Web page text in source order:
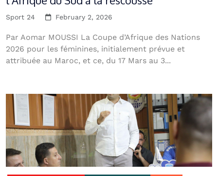
Sport 24 February 2, 2026
Par Aomar MOUSSI La Coupe d’Afrique des Nations
2026 pour les féminines, initialement prévue et
attribuée au Maroc, et ce, du 17 Mars au 3...